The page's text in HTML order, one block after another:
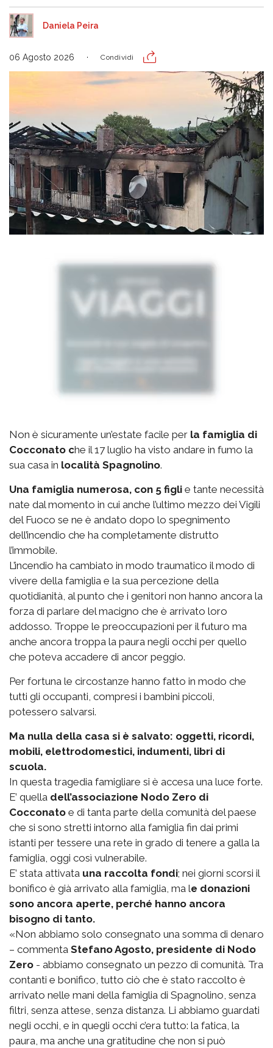
Daniela Peira
06 Agosto 2026 Condividi
Non è sicuramente un’estate facile per la famiglia di
Cocconato che il 17 luglio ha visto andare in fumo la
sua casa in località Spagnolino.
Una famiglia numerosa, con 5 figli e tante necessità
nate dal momento in cui anche l’ultimo mezzo dei Vigili
del Fuoco se ne è andato dopo lo spegnimento
dell’incendio che ha completamente distrutto
l’immobile.
L’incendio ha cambiato in modo traumatico il modo di
vivere della famiglia e la sua percezione della
quotidianità, al punto che i genitori non hanno ancora la
forza di parlare del macigno che è arrivato loro
addosso. Troppe le preoccupazioni per il futuro ma
anche ancora troppa la paura negli occhi per quello
che poteva accadere di ancor peggio.
Per fortuna le circostanze hanno fatto in modo che
tutti gli occupanti, compresi i bambini piccoli,
potessero salvarsi.
Ma nulla della casa si è salvato: oggetti, ricordi,
mobili, elettrodomestici, indumenti, libri di
scuola.
In questa tragedia famigliare si è accesa una luce forte.
E’ quella dell’associazione Nodo Zero di
Cocconato e di tanta parte della comunità del paese
che si sono stretti intorno alla famiglia fin dai primi
istanti per tessere una rete in grado di tenere a galla la
famiglia, oggi così vulnerabile.
E’ stata attivata una raccolta fondi; nei giorni scorsi il
bonifico è già arrivato alla famiglia, ma le donazioni
sono ancora aperte, perché hanno ancora
bisogno di tanto.
«Non abbiamo solo consegnato una somma di denaro
– commenta Stefano Agosto, presidente di Nodo
Zero - abbiamo consegnato un pezzo di comunità. Tra
contanti e bonifico, tutto ciò che è stato raccolto è
arrivato nelle mani della famiglia di Spagnolino, senza
filtri, senza attese, senza distanza. Li abbiamo guardati
negli occhi, e in quegli occhi c’era tutto: la fatica, la
paura, ma anche una gratitudine che non si può